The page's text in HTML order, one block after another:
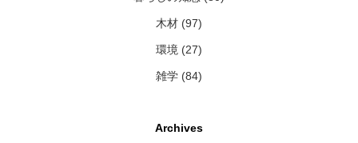
木材 (97)
環境 (27)
雑学 (84)
Archives